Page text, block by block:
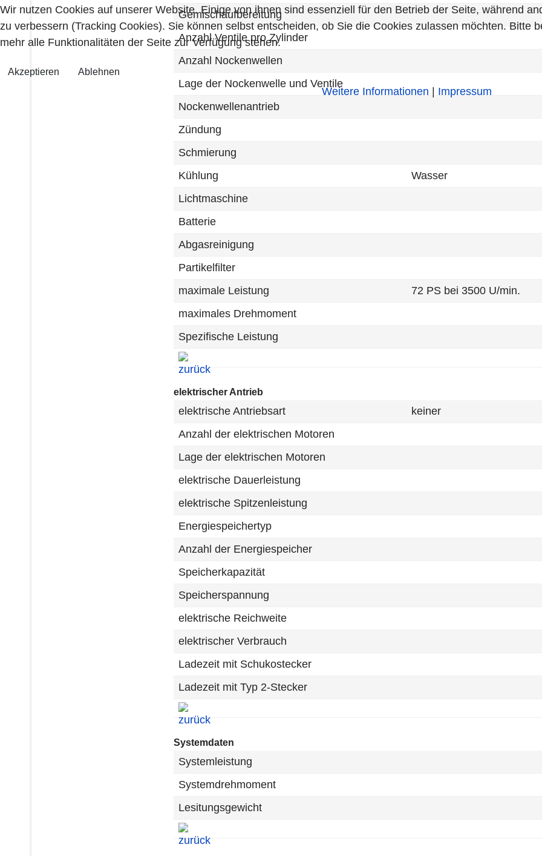
Gemischaufbereitung
Anzahl Ventile pro Zylinder
Anzahl Nockenwellen
Lage der Nockenwelle und Ventile
Nockenwellenantrieb
Zündung
Schmierung
Kühlung
Wasser
Lichtmaschine
Batterie
Abgasreinigung
Partikelfilter
maximale Leistung
72 PS bei 3500 U/min.
maximales Drehmoment
Spezifische Leistung
elektrischer Antrieb
elektrische Antriebsart
keiner
Anzahl der elektrischen Motoren
Lage der elektrischen Motoren
elektrische Dauerleistung
elektrische Spitzenleistung
Energiespeichertyp
Anzahl der Energiespeicher
Speicherkapazität
Speicherspannung
elektrische Reichweite
elektrischer Verbrauch
Ladezeit mit Schukostecker
Ladezeit mit Typ 2-Stecker
Systemdaten
Systemleistung
Systemdrehmoment
Lesitungsgewicht
Wir nutzen Cookies auf unserer Website. Einige von ihnen sind essenziell für den Betrieb der Seite, während
zu verbessern (Tracking Cookies). Sie können selbst entscheiden, ob Sie die Cookies zulassen möchten. Bitte
mehr alle Funktionalitäten der Seite zur Verfügung stehen.
Akzeptieren Ablehnen
Weitere Informationen | Impressum